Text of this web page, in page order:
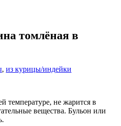
томлёная в
, из курицы/индейки
температуре, не жарится в
вещества. Бульон или